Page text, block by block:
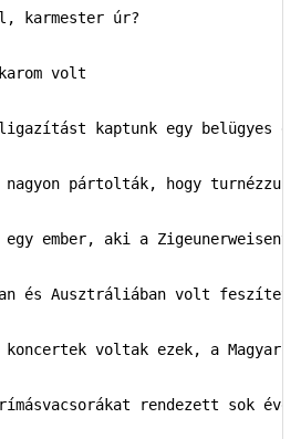
karmester úr?
volt
kaptunk egy belügyes
nagyon pártolták, hogy
egy ember, aki a
és Ausztráliában volt feszített
voltak ezek, a Magyarok
rendezett sok